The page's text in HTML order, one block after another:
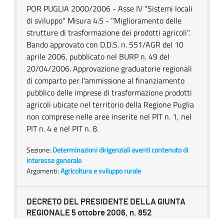
POR PUGLIA 2000/2006 - Asse IV "Sistemi locali
di sviluppo" Misura 4.5 - "Miglioramento delle
strutture di trasformazione dei prodotti agricoli".
Bando approvato con D.D.S. n. 551/AGR del 10
aprile 2006, pubblicato nel BURP n. 49 del
20/04/2006. Approvazione graduatorie regionali
di comparto per l'ammissione al finanziamento
pubblico delle imprese di trasformazione prodotti
agricoli ubicate nel territorio della Regione Puglia
non comprese nelle aree inserite nel PIT n. 1, nel
PIT n. 4 e nel PIT n. 8.
Sezione: Determinazioni dirigenziali aventi contenuto di
interesse generale
Argomenti:Agricoltura e sviluppo rurale
DECRETO DEL PRESIDENTE DELLA GIUNTA
REGIONALE 5 ottobre 2006, n. 852